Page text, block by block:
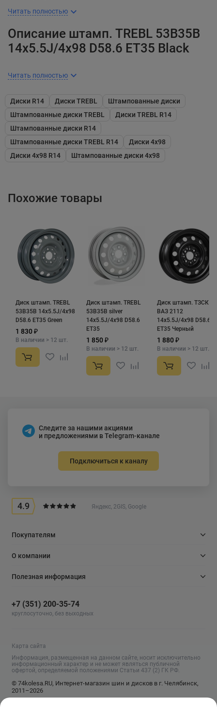
Читать полностью
Описание штамп. TREBL 53B35B
14x5.5J/4x98 D58.6 ET35 Black
Читать полностью
Диски R14 Диски TREBL
Штампованные диски
Штампованные диски TREBL
Диски TREBL R14
Штампованные диски R14
Штампованные диски TREBL R14
Диски 4x98
Диски 4x98 R14
Штампованные диски 4x98
Похожие товары
Диск штамп. TREBL
53B35B 14x5.5J/4x98
D58.6 ET35 Green
1 830 ₽
В наличии > 12 шт.
Диск штамп. TREBL
53B35B silver
14x5.5J/4x98 D58.6
ET35
1 850 ₽
В наличии > 12 шт.
Диск штамп. ТЗСК
ВАЗ 2112
14x5.5J/4x98 D58.6
ET35 Черный
1 880 ₽
В наличии > 12 шт.
Следите за нашими акциями
и предложениями в Telegram-канале
Подключиться к каналу
4.9 Яндекс, 2GIS, Google
Покупателям
О компании
Полезная информация
+7 (351) 200-35-74
круглосуточно, без выходных
Карта сайта
Информация, размещенная на данном сайте, носит исключительно
информационный характер и не может являться публичной
офертой, определяемой положениями Статьи 437 (2) ГК РФ.
© 74kolesa.RU, Интернет-магазин шин и дисков в г. Челябинск,
2011–2026